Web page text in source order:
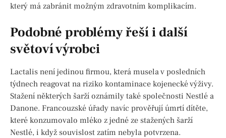
který má zabránit možným zdravotním komplikacím.
Podobné problémy řeší i další
světoví výrobci
Lactalis není jedinou firmou, která musela v posledních
týdnech reagovat na riziko kontaminace kojenecké výživy.
Stažení některých šarží oznámily také společnosti Nestlé a
Danone. Francouzské úřady navíc prověřují úmrtí dítěte,
které konzumovalo mléko z jedné ze stažených šarží
Nestlé, i když souvislost zatím nebyla potvrzena.